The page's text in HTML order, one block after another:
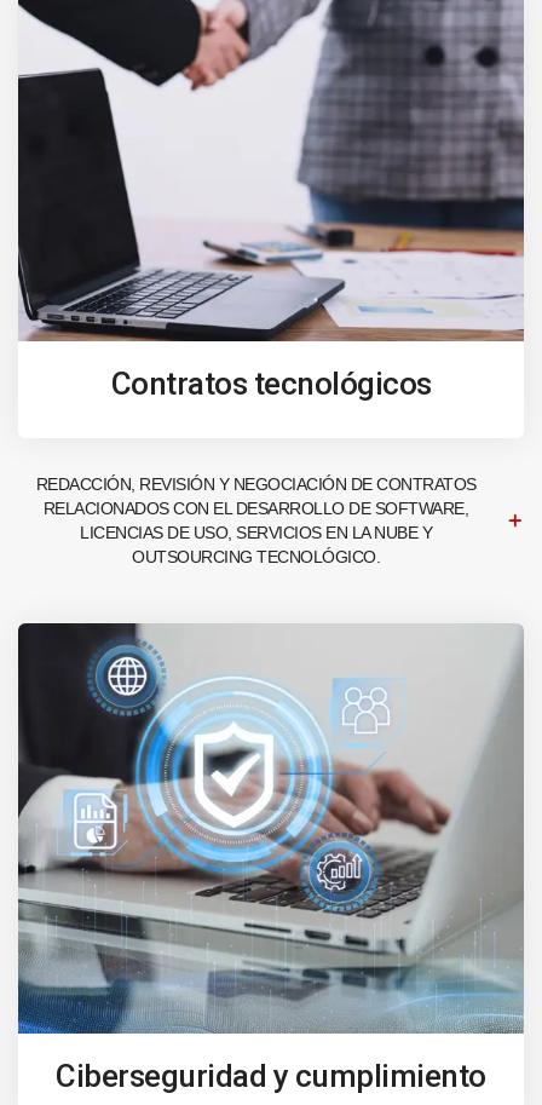
Contratos tecnológicos
REDACCIÓN, REVISIÓN Y NEGOCIACIÓN DE CONTRATOS
RELACIONADOS CON EL DESARROLLO DE SOFTWARE,
LICENCIAS DE USO, SERVICIOS EN LA NUBE Y
OUTSOURCING TECNOLÓGICO.
Ciberseguridad y cumplimiento